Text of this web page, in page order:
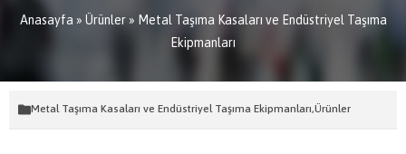
Anasayfa » Ürünler» Metal Taşıma Kasaları ve Endüstriyel Taşıma
Ekipmanları
Metal Taşıma Kasaları ve Endüstriyel Taşıma Ekipmanları,Ürünler